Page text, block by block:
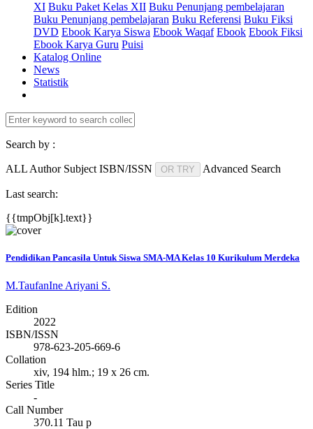
XI Buku Paket Kelas XII Buku Penunjang pembelajaran
Buku Penunjang pembelajaran Buku Referensi Buku Fiksi
DVD Ebook Karya Siswa Ebook Waqaf Ebook Ebook Fiksi
Ebook Karya Guru Puisi
Katalog Online
News
Statistik
Search by :
ALL Author Subject ISBN/ISSN OR TRY Advanced Search
Last search:
{{tmpObj[k].text}}
Pendidikan Pancasila Untuk Siswa SMA-MA Kelas 10 Kurikulum Merdeka
M.TaufanIne Ariyani S.
Edition
2022
ISBN/ISSN
978-623-205-669-6
Collation
xiv, 194 hlm.; 19 x 26 cm.
Series Title
-
Call Number
370.11 Tau p